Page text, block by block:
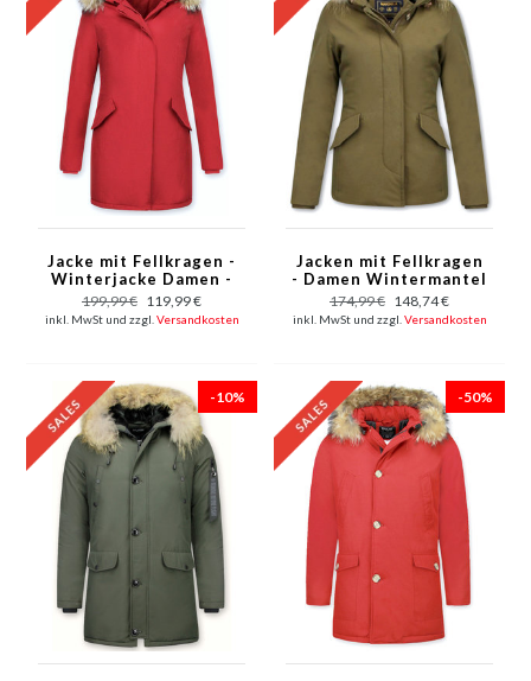
Jacke mit Fellkragen -
Winterjacke Damen -
Parka Taschen - Rot
199,99 € 119,99 €
inkl. MwSt und zzgl. Versandkosten
Jacken mit Fellkragen
- Damen Wintermantel
Wooly Kurz - Kleine
Pelzkragen - Grün
174,99 € 148,74 €
inkl. MwSt und zzgl. Versandkosten
-10% -50%